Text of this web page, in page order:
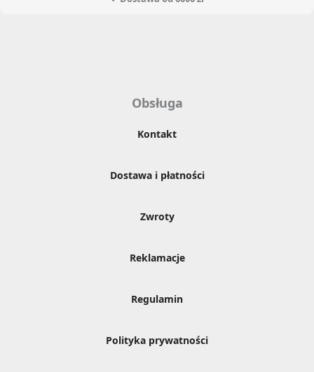
Obsługa
Kontakt
Dostawa i płatności
Zwroty
Reklamacje
Regulamin
Polityka prywatności